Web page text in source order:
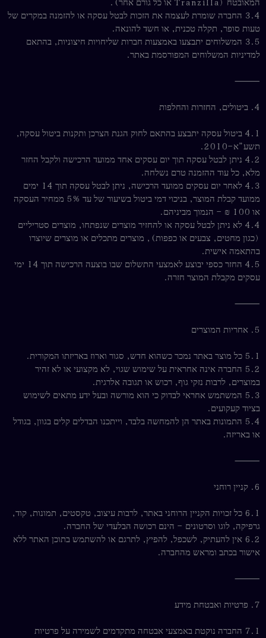
3.4 החברה שומרת לעצמה את הזכות לבטל עסקה או להזמנה במקרים של
טעות סופר, תקלה טכנית, או חשד להונאה.
3.5 המשלוחים יתבצעו באמצעות חברות שליחויות חיצוניות, בהתאם
למדיניות המשלוחים המפורסמת באתר.
⸻
4. ביטולים, החזרות והחלפות
4.1 ביטול עסקה יתבצע בהתאם לחוק הגנת הצרכן ותקנות ביטול עסקה,
תשע”א–2010.
4.2 ניתן לבטל עסקה תוך יום עסקים אחד ממועד הרכישה ולקבל החזר
מלא, כל עוד ההזמנה טרם נשלחה.
4.3 לאחר יום עסקים ממועד הרכישה, ניתן לבטל עסקה תוך 14 ימים
ממועד קבלת המוצר, בניכוי דמי ביטול בשיעור של עד 5% ממחיר העסקה
או 100 ₪ – הנמוך מביניהם.
4.4 לא ניתן לבטל עסקה או להחזיר מוצרים שנפתחו, מוצרים סטריליים
(כגון מחטים, צבעים או כפפות), מוצרים מתכלים או מוצרים שיוצרו
בהתאמה אישית.
4.5 החזר כספי יבוצע לאמצעי התשלום שבו בוצעה הרכישה תוך 14 ימי
עסקים מקבלת המוצר חזרה.
⸻
5. אחריות המוצרים
5.1 כל מוצר באתר נמכר כשהוא חדש, סגור וארוז באריזתו המקורית.
5.2 החברה אינה אחראית על שימוש שגוי, לא מקצועי או לא זהיר
במוצרים, לרבות נזקי גוף, רכוש או תגובה אלרגית.
5.3 המשתמש אחראי לבדוק כי הוא מורשה ובעל ידע מתאים לשימוש
בציוד קעקועים.
5.4 התמונות באתר הן להמחשה בלבד, וייתכנו הבדלים קלים בגוון, בגודל
או באריזה.
⸻
6. קניין רוחני
6.1 כל זכויות הקניין הרוחני באתר, לרבות עיצוב, טקסטים, תמונות, קוד,
גרפיקה, לוגו וסרטונים – הינם רכושה הבלעדי של החברה.
6.2 אין להעתיק, לשכפל, להפיץ, לתרגם או להשתמש בתוכן האתר ללא
אישור בכתב ומראש מהחברה.
⸻
7. פרטיות ואבטחת מידע
7.1 החברה נוקטת באמצעי אבטחה מתקדמים לשמירה על פרטיות